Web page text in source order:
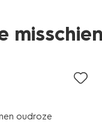
oudroze